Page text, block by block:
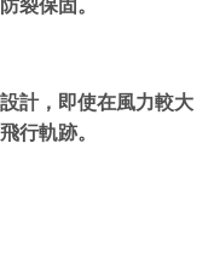
裂保固。
計，即使在風力較大
行軌跡。